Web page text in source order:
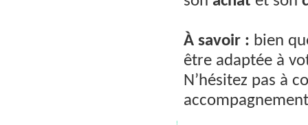
À savoir : bien
être adaptée à
N’hésitez pas à